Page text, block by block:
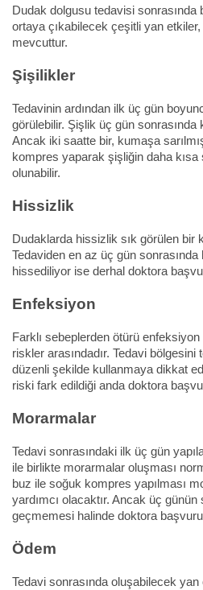
Dudak dolgusu tedavisi sonrasında
ortaya çıkabilecek çeşitli yan
mevcuttur.
Şişilikler
Tedavinin ardından ilk üç gün
görülebilir. Şişlik üç gün sonrasında
Ancak iki saatte bir, kumaşa
kompres yaparak şişliğin daha kısa
olunabilir.
Hissizlik
Dudaklarda hissizlik sık görülen bir
Tedaviden en az üç gün
hissediliyor ise derhal doktora
Enfeksiyon
Farklı sebeplerden ötürü
riskler arasındadır. Tedavi
düzenli şekilde kullanmaya dikkat
riski fark edildiği anda doktora
Morarmalar
Tedavi sonrasındaki ilk üç gün
ile birlikte morarmalar oluşması
buz ile soğuk kompres yapılması
yardımcı olacaktır. Ancak üç
geçmemesi halinde doktora
Ödem
Tedavi sonrasında oluşabilecek yan